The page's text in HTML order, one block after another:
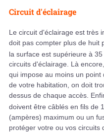
Circuit d'éclairage
Le circuit d'éclairage est très
doit pas compter plus de huit
la surface est supérieure à 35
circuits d'éclairage. Là
qui impose au moins un
de votre habitation, on doit
dessus de chaque accès.
doivent être câblés en fils de
(ampères) maximum ou un
protéger votre ou vos circuits